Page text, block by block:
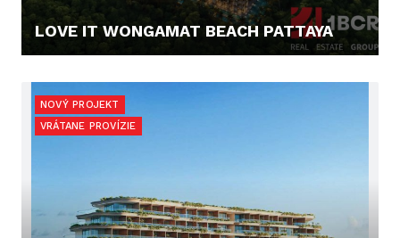
LOVE IT WONGAMAT BEACH PATTAYA
NOVÝ PROJEKT
VRÁTANE PROVÍZIE